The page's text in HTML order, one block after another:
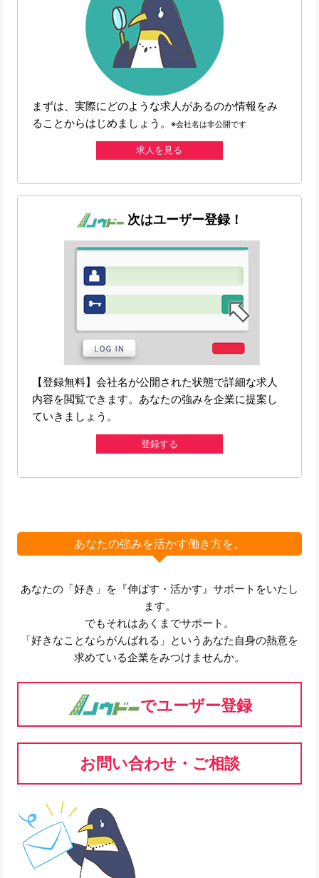
まずは、実際にどのような求人があるのか情報をみ
ることからはじめましょう。※会社名は非公開です
求人を見る
次はユーザー登録！
【登録無料】会社名が公開された状態で詳細な求人
内容を閲覧できます。あなたの強みを企業に提案し
ていきましょう。
登録する
あなたの強みを活かす働き方を。
あなたの「好き」を『伸ばす・活かす』サポートをいたし
ます。
でもそれはあくまでサポート。
「好きなことならがんばれる」というあなた自身の熱意を
求めている企業をみつけませんか。
でユーザー登録
お問い合わせ・ご相談